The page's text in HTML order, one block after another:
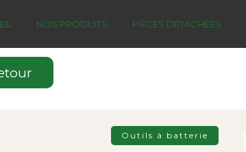
NOS PRODUITS PIÈCES DÉTACHÉES
Outils à batterie